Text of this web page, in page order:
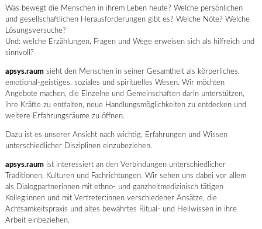
Was bewegt die Menschen in ihrem Leben heute? Welche persönlichen
und gesellschaftlichen Herausforderungen gibt es? Welche Nöte? Welche
Lösungsversuche?
Und: welche Erzählungen, Fragen und Wege erweisen sich als hilfreich und
sinnvoll?
apsys.raumsieht den Menschen in seiner Gesamtheit als körperliches,
emotional-geistiges, soziales und spirituelles Wesen. Wir möchten
Angebote machen, die Einzelne und Gemeinschaften darin unterstützen,
ihre Kräfte zu entfalten, neue Handlungsmöglichkeiten zu entdecken und
weitere Erfahrungsräume zu öffnen.
Dazu ist es unserer Ansicht nach wichtig, Erfahrungen und Wissen
unterschiedlicher Disziplinen einzubeziehen.
apsys.raumist interessiert an den Verbindungen unterschiedlicher
Traditionen, Kulturen und Fachrichtungen. Wir sehen uns dabei vor allem
als Dialogpartnerinnen mit ethno- und ganzheitmedizinisch tätigen
Kolleg:innen und mit Vertreter:innen verschiedener Ansätze, die
Achtsamkeitspraxis und altes bewährtes Ritual- und Heilwissen in ihre
Arbeit einbeziehen.